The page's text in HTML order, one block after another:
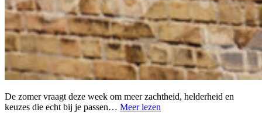
De zomer vraagt deze week om meer zachtheid, helderheid en
keuzes die echt bij je passen… Meer lezen